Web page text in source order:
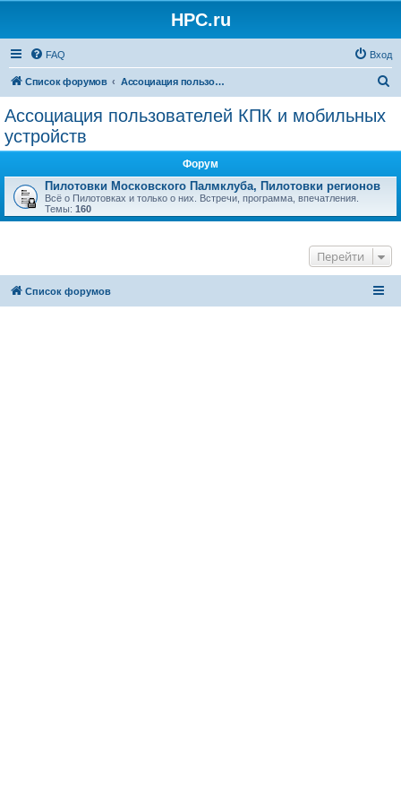
HPC.ru
FAQ Вход
Список форумов Ассоциация пользователей КПК и мобильных устройств
Ассоциация пользователей КПК и мобильных
устройств
Форум
Пилотовки Московского Палмклуба, Пилотовки регионов
Всё о Пилотовках и только о них. Встречи, программа, впечатления.
Темы: 160
Перейти
Список форумов